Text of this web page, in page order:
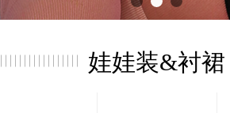
娃娃装&衬裙